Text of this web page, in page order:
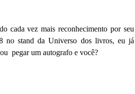
cada vez mais reconhecimento por seu
no stand da Universo dos livros, eu já
pegar um autografo e você?